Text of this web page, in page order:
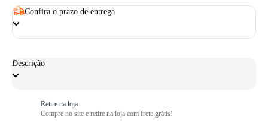
Confira o prazo de entrega
Descrição
Retire na loja
Compre no site e retire na loja com frete grátis!